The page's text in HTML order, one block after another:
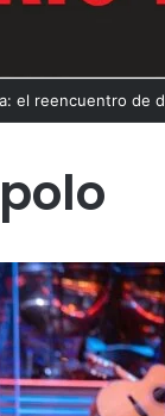
el reencuentro de